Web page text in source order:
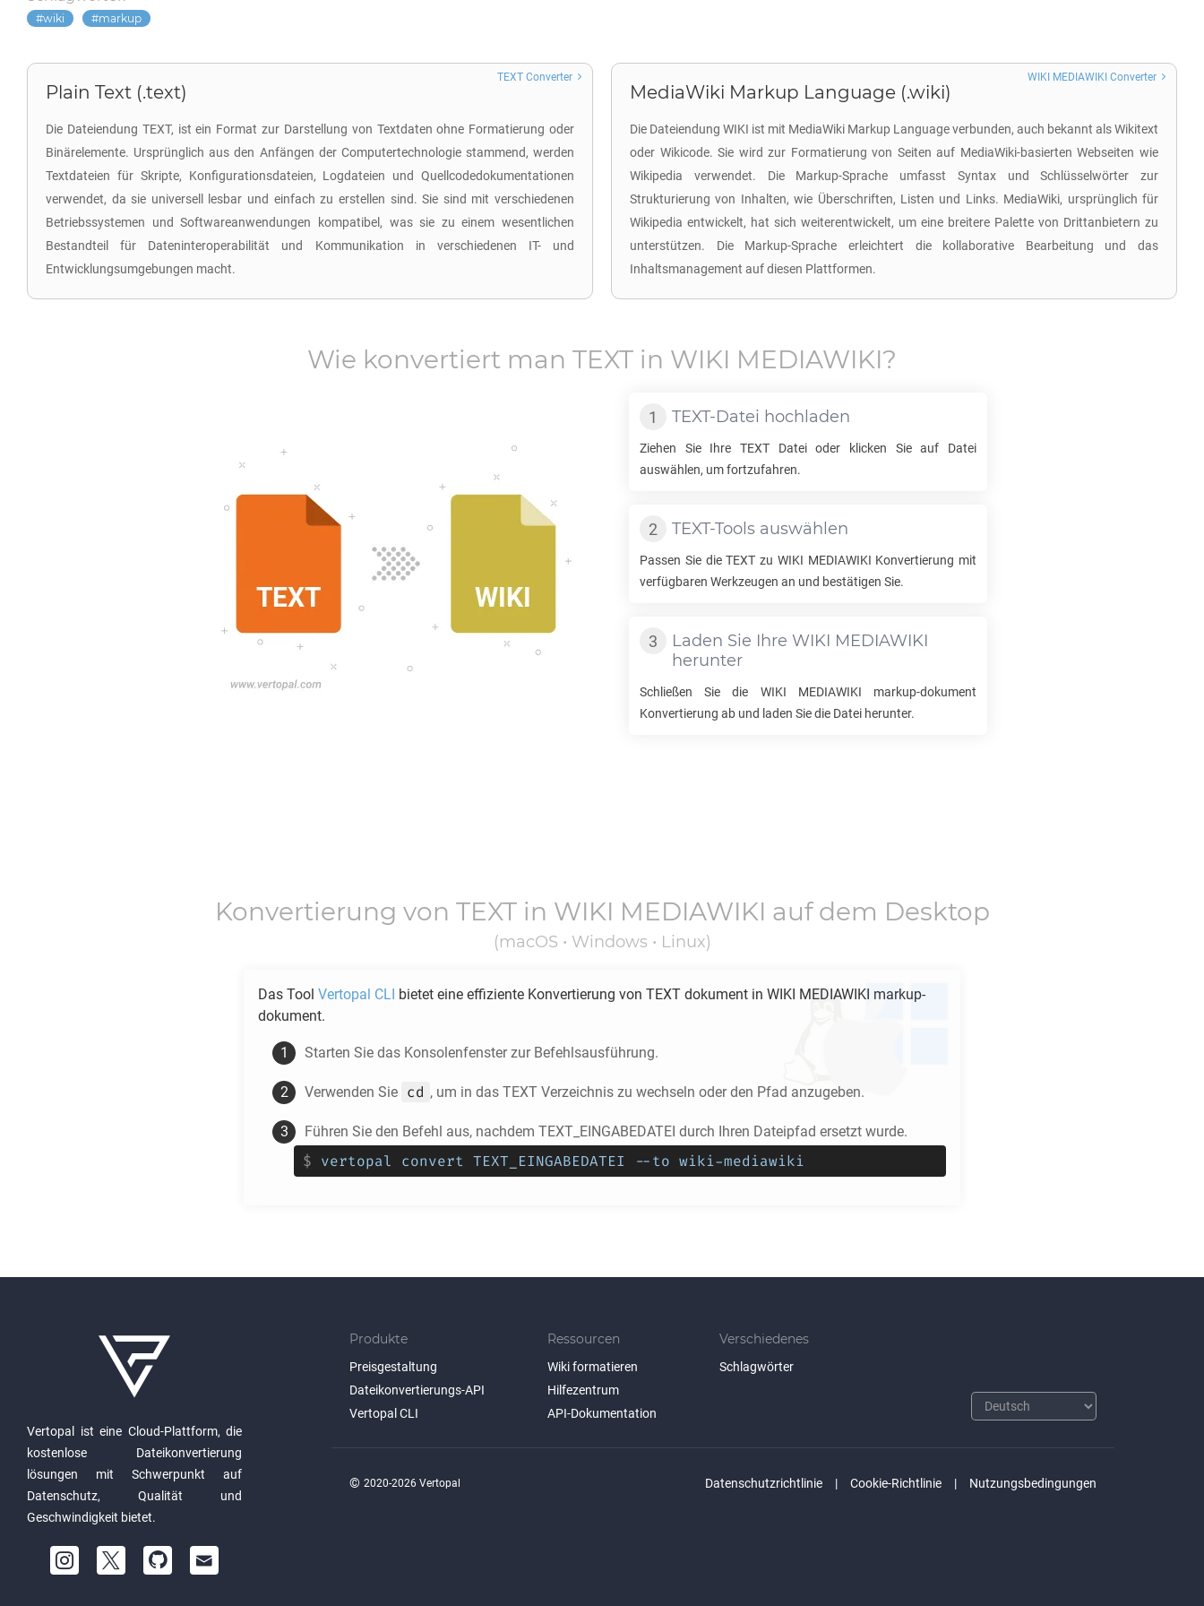
wiki markup
Plain Text (.text)
Die Dateiendung TEXT, ist ein Format zur Darstellung von Textdaten ohne Formatierung oder
Binärelemente. Ursprünglich aus den Anfängen der Computertechnologie stammend, werden
Textdateien für Skripte, Konfigurationsdateien, Logdateien und Quellcodedokumentationen
verwendet, da sie universell lesbar und einfach zu erstellen sind. Sie sind mit verschiedenen
Betriebssystemen und Softwareanwendungen kompatibel, was sie zu einem wesentlichen
Bestandteil für Dateninteroperabilität und Kommunikation in verschiedenen IT- und
Entwicklungsumgebungen macht.
TEXT Converter
MediaWiki Markup Language (.wiki)
Die Dateiendung WIKI ist mit MediaWiki Markup Language verbunden, auch bekannt als Wikitext
oder Wikicode. Sie wird zur Formatierung von Seiten auf MediaWiki-basierten Webseiten wie
Wikipedia verwendet. Die Markup-Sprache umfasst Syntax und Schlüsselwörter zur
Strukturierung von Inhalten, wie Überschriften, Listen und Links. MediaWiki, ursprünglich für
Wikipedia entwickelt, hat sich weiterentwickelt, um eine breitere Palette von Drittanbietern zu
unterstützen. Die Markup-Sprache erleichtert die kollaborative Bearbeitung und das
Inhaltsmanagement auf diesen Plattformen.
WIKI MEDIAWIKI Converter
Wie konvertiert man TEXT in WIKI MEDIAWIKI?
TEXT-Datei hochladen
Ziehen Sie Ihre TEXT Datei oder klicken Sie auf Datei
auswählen, um fortzufahren.
TEXT-Tools auswählen
Passen Sie dieTEXT zu WIKI MEDIAWIKI Konvertierung mit
verfügbaren Werkzeugen an und bestätigen Sie.
Laden Sie Ihre WIKI MEDIAWIKI
herunter
Schließen Sie die WIKI MEDIAWIKI markup-dokument
Konvertierung ab und laden Sie die Datei herunter.
Konvertierung von TEXTin WIKI MEDIAWIKI auf dem Desktop
(macOS • Windows • Linux)
Das Tool Vertopal CLI bietet eine effiziente Konvertierung von TEXT dokument in WIKI MEDIAWIKI markup-
dokument.
Starten Sie das Konsolenfenster zur Befehlsausführung.
Verwenden Sie cd , um in das TEXT Verzeichnis zu wechseln oder den Pfad anzugeben.
Führen Sie den Befehl aus, nachdem TEXT_EINGABEDATEI durch Ihren Dateipfad ersetzt wurde.
$ vertopal convert TEXT_EINGABEDATEI --to wiki-mediawiki
Vertopal ist eine Cloud-Plattform, die
kostenlose Dateikonvertierung
lösungen mit Schwerpunkt auf
Datenschutz, Qualität und
Geschwindigkeit bietet.
Produkte
Preisgestaltung
Dateikonvertierungs-API
Vertopal CLI
Ressourcen
Wiki formatieren
Hilfezentrum
API-Dokumentation
Verschiedenes
Schlagwörter
Datenschutzrichtlinie Cookie-Richtlinie Nutzungsbedingungen
© 2020-2026 Vertopal